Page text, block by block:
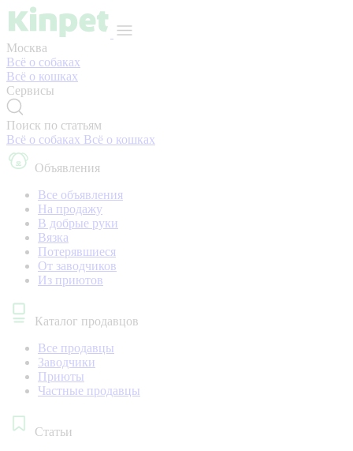
Москва
Всё о собаках
Всё о кошках
Сервисы
Поиск по статьям
Всё о собаках Всё о кошках
Объявления
Все объявления
На продажу
В добрые руки
Вязка
Потерявшиеся
От заводчиков
Из приютов
Каталог продавцов
Все продавцы
Заводчики
Приюты
Частные продавцы
Статьи